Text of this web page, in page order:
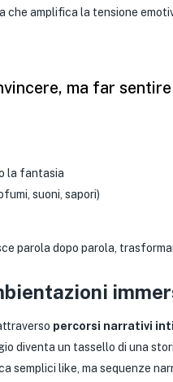
che amplifica la tensione
ma far
la fantasia
suoni, sapori)
parola dopo parola,
percorsi narrativi
diventa un tassello di una
semplici like, ma sequenze